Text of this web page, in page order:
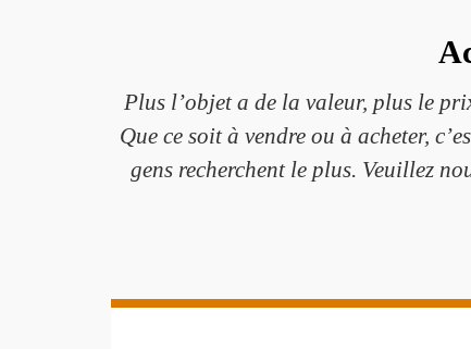
Plus l’objet a de la valeur, plus le
Que ce soit à vendre ou à acheter,
gens recherchent le plus. Veuillez